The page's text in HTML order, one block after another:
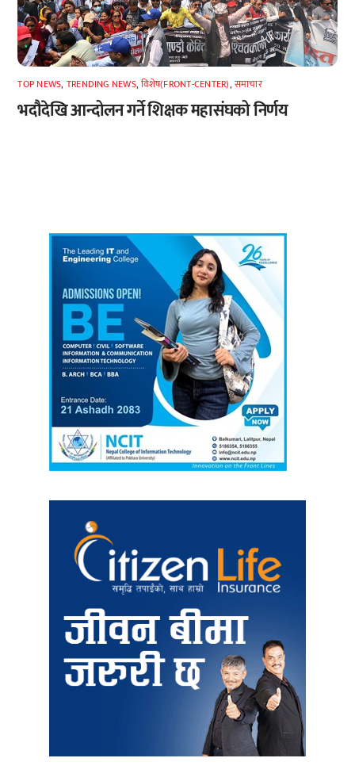
TOP NEWS, TRENDING NEWS,विशेष(FRONT-CENTER),समाचार
भदौदेखि आन्दोलन गर्ने शिक्षक महासंघको निर्णय